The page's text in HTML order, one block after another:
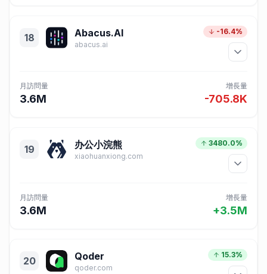
18 Abacus.AI
abacus.ai
-16.4%
月訪問量
3.6M
增長量
-705.8K
19 办公小浣熊
xiaohuanxiong.com
3480.0%
月訪問量
3.6M
增長量
+3.5M
20 Qoder
qoder.com
15.3%